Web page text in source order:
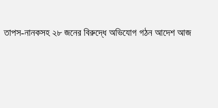
তাপস-নানকসহ ২৮ জনের বিরুদ্ধে অভিযোগ গঠন আদেশ আজ